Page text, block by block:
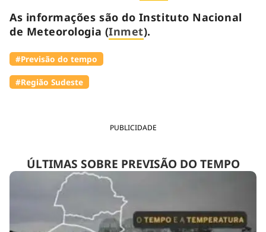
PUBLICIDADE
ÚLTIMAS SOBRE PREVISÃO DO TEMPO
As informações são do Instituto Nacional
de Meteorologia (Inmet).
#Previsão do tempo
#Região Sudeste